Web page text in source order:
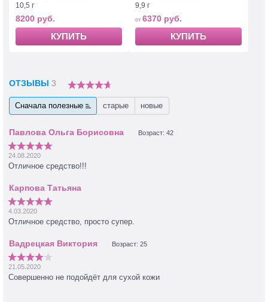
10,5 г
8200 руб.
КУПИТЬ
9,9 г
6370 руб.
КУПИТЬ
ОТЗЫВЫ 3
Сначала полезные старые новые
Возраст: 42
24.08.2020
Отличное средство!!!
4.03.2020
Отличное средство, просто супер.
Возраст: 25
21.05.2020
Совершенно не подойдёт для сухой кожи